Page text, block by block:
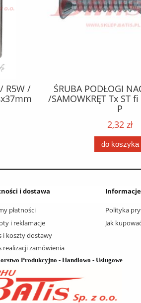
R5W /
ŚRUBA PODŁOGI
/SAMOWKRĘT Tx ST
P
2,32 zł
do koszyka
i dostawa
płatności
i reklamacje
i koszty dostawy
realizacji zamówienia
Informacje
Polityka
Jak
Produkcyjno - Handlowo - Usługowe